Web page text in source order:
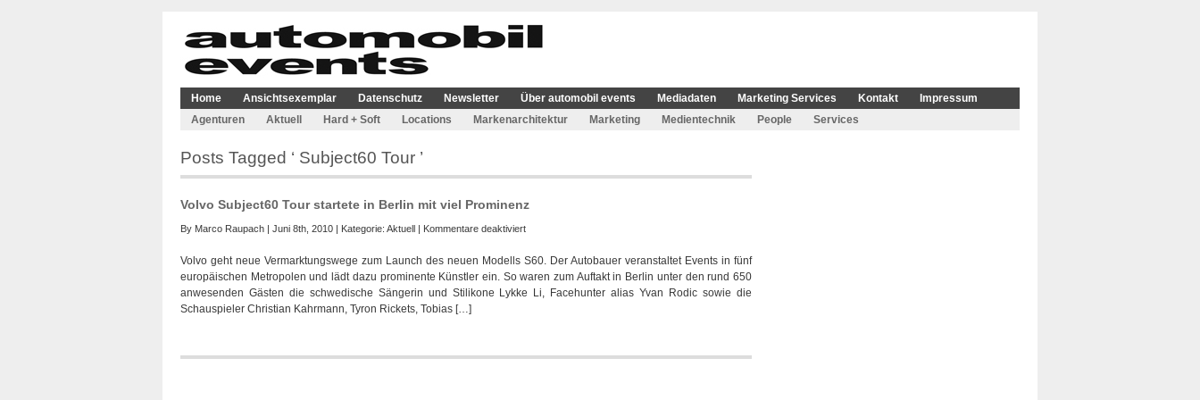
Home Ansichtsexemplar Datenschutz Newsletter Über automobil events Mediadaten Marketing Services Kontakt
Impressum
Agenturen
Aktuell Hard + Soft Locations Markenarchitektur Marketing Medientechnik People Services
Posts Tagged ‘ Subject60 Tour ’
Volvo Subject60 Tour startete in Berlin mit viel Prominenz
By Marco Raupach | Juni 8th, 2010 | Kategorie: Aktuell | Kommentare deaktiviertfür
Subject60
Tour
startete
viel
Volvo geht neue Vermarktungswege zum Launch des neuen Modells S60. Der Autobauer veranstaltet Events in fünf
europäischen Metropolen und lädt dazu prominente Künstler ein. So waren zum Auftakt in Berlin unter den rund 650
anwesenden Gästen die schwedische Sängerin und Stilikone Lykke Li, Facehunter alias Yvan Rodic sowie die
Schauspieler Christian Kahrmann, Tyron Rickets, Tobias […]